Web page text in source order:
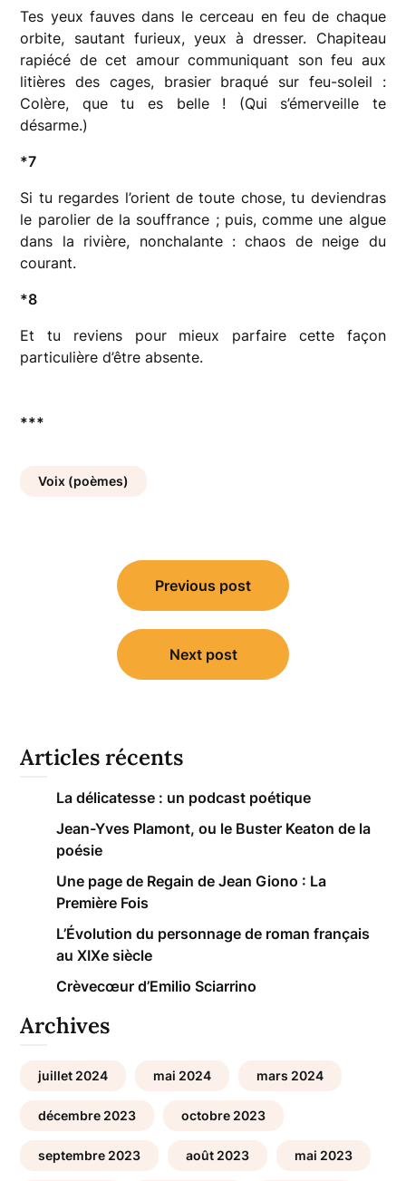
Tes yeux fauves dans le cerceau en feu de chaque
orbite, sautant furieux, yeux à dresser. Chapiteau
rapiécé de cet amour communiquant son feu aux
litières des cages, brasier braqué sur feu-soleil :
Colère, que tu es belle ! (Qui s’émerveille te
désarme.)
*7
Si tu regardes l’orient de toute chose, tu deviendras
le parolier de la souffrance ; puis, comme une algue
dans la rivière, nonchalante : chaos de neige du
courant.
*8
Et tu reviens pour mieux parfaire cette façon
particulière d’être absente.
***
Voix (poèmes)
Navigation
Previous post
Next post
Articles récents
La délicatesse : un podcast poétique
Jean-Yves Plamont, ou le Buster Keaton de la
poésie
Une page de Regain de Jean Giono : La
Première Fois
L’Évolution du personnage de roman français
au XIXe siècle
Crèvecœur d’Emilio Sciarrino
Archives
juillet 2024 mai 2024 mars 2024
décembre 2023 octobre 2023
septembre 2023 août 2023 mai 2023